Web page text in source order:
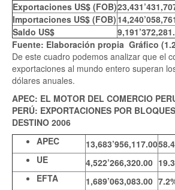
Exportaciones US$ (FOB)
Importaciones US$ (FOB)
Saldo US$
Fuente: Elaboración propia Gráfico
De este cuadro podemos analizar que el
exportaciones al mundo entero superan
dólares anuales.
APEC: EL MOTOR DEL COMERCIO
PERÚ: EXPORTACIONES POR
DESTINO 2006
APEC
13,683’956,117.00
UE
4,522’266,320.00
EFTA
1,689’063,083.00